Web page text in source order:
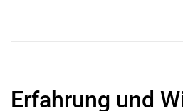
Erfahrung und